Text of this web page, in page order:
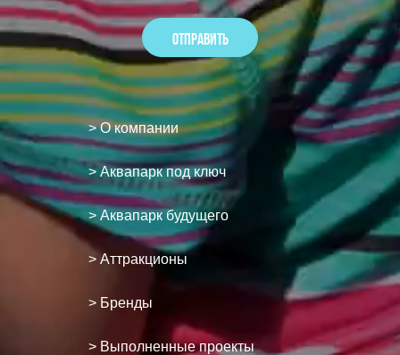
> О компании
> Аквапарк под ключ
> Аквапарк будущего
> Аттракционы
> Бренды
> Выполненные проекты